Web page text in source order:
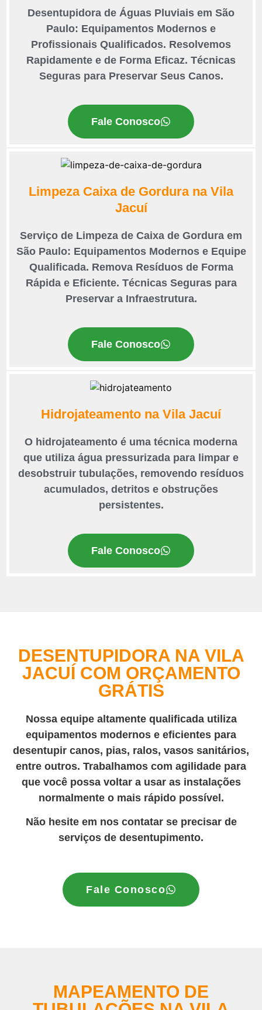
Desentupidora de Águas Pluviais em São
Paulo: Equipamentos Modernos e
Profissionais Qualificados. Resolvemos
Rapidamente e de Forma Eficaz. Técnicas
Seguras para Preservar Seus Canos.
Fale Conosco
Limpeza Caixa de Gordura na Vila
Jacuí
Serviço de Limpeza de Caixa de Gordura em
São Paulo: Equipamentos Modernos e Equipe
Qualificada. Remova Resíduos de Forma
Rápida e Eficiente. Técnicas Seguras para
Preservar a Infraestrutura.
Fale Conosco
Hidrojateamento na Vila Jacuí
O hidrojateamento é uma técnica moderna
que utiliza água pressurizada para limpar e
desobstruir tubulações, removendo resíduos
acumulados, detritos e obstruções
persistentes.
Fale Conosco
DESENTUPIDORA NA VILA
JACUÍ COM ORÇAMENTO
GRÁTIS
Nossa equipe altamente qualificada utiliza
equipamentos modernos e eficientes para
desentupir canos, pias, ralos, vasos sanitários,
entre outros. Trabalhamos com agilidade para
que você possa voltar a usar as instalações
normalmente o mais rápido possível.
Não hesite em nos contatar se precisar de
serviços de desentupimento.
Fale Conosco
MAPEAMENTO DE